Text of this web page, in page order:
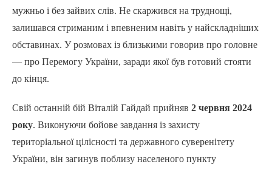
мужньо і без зайвих слів. Не скаржився на труднощі,
залишався стриманим і впевненим навіть у найскладніших
обставинах. У розмовах із близькими говорив про головне
— про Перемогу України, заради якої був готовий стояти
до кінця.
Свій останній бій Віталій Гайдай прийняв 2 червня 2024
року. Виконуючи бойове завдання із захисту
територіальної цілісності та державного суверенітету
України, він загинув поблизу населеного пункту